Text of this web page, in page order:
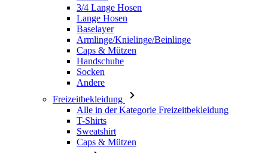
3/4 Lange Hosen
Lange Hosen
Baselayer
Armlinge/Knielinge/Beinlinge
Caps & Mützen
Handschuhe
Socken
Andere
Freizeitbekleidung
Alle in der Kategorie Freizeitbekleidung
T-Shirts
Sweatshirt
Caps & Mützen